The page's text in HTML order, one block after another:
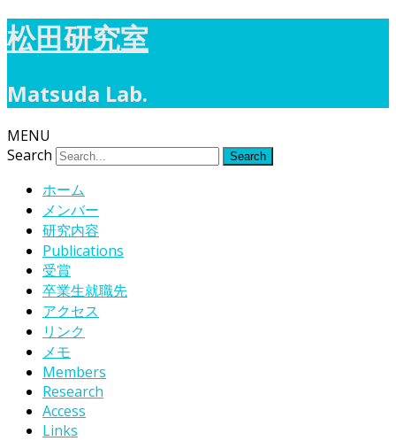
松田研究室
Matsuda Lab.
MENU
Search
ホーム
メンバー
研究内容
Publications
受賞
卒業生就職先
アクセス
リンク
メモ
Members
Research
Access
Links